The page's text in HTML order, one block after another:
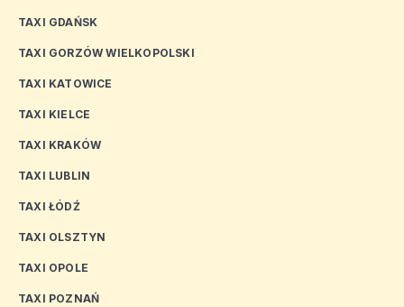
TAXI GDAŃSK
TAXI GORZÓW WIELKOPOLSKI
TAXI KATOWICE
TAXI KIELCE
TAXI KRAKÓW
TAXI LUBLIN
TAXI ŁÓDŹ
TAXI OLSZTYN
TAXI OPOLE
TAXI POZNAŃ